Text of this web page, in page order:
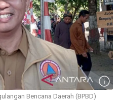
Bencana Daerah (BPBD)